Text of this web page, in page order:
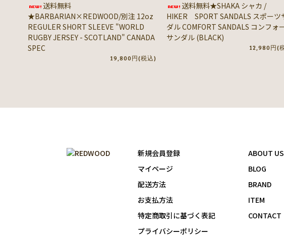
送料無料
★BARBARIAN×REDWOOD/別注 12oz
REGULER SHORT SLEEVE "WORLD
RUGBY JERSEY - SCOTLAND" CANADA
SPEC
19,800円(税込)
送料無料★SHAKA シャカ /
HIKER SPORT SANDALS スポーツ
ダル COMFORT SANDALS コンフォ
サンダル (BLACK)
12,980円(
新規会員登録
マイページ
配送方法
お支払方法
特定商取引に基づく表記
プライバシーポリシー
ABOUT US
BLOG
BRAND
ITEM
CONTACT